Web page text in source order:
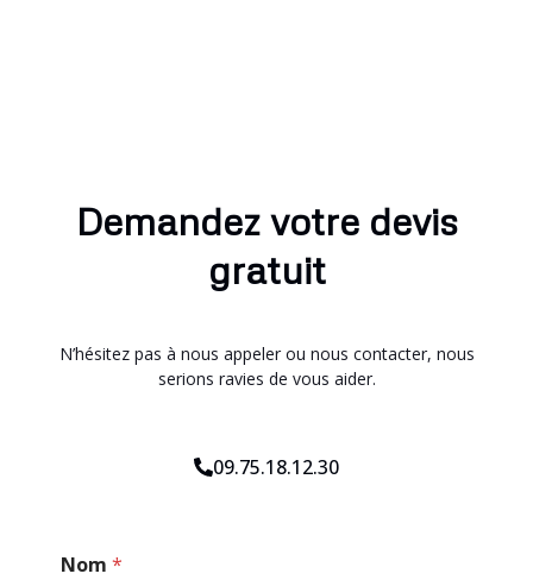
Demandez votre devis
gratuit
N’hésitez pas à nous appeler ou nous contacter, nous
serions ravies de vous aider.
09.75.18.12.30
Nom *